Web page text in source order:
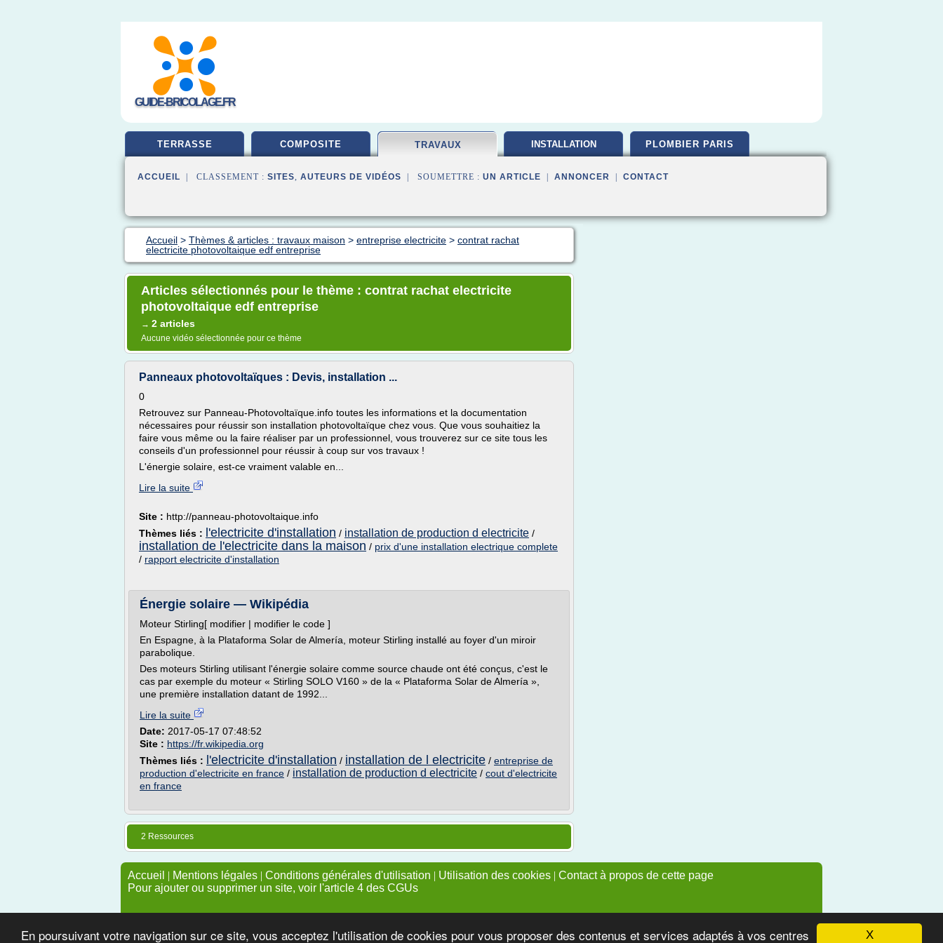
X
En poursuivant votre navigation sur ce site, vous acceptez l'utilisation de cookies pour vous proposer des contenus et services adaptés à vos centres
GUIDE-BRICOLAGE.FR
TERRASSE COMPOSITE TRAVAUX INSTALLATION PLOMBIER PARIS
ACCUEIL | CLASSEMENT : SITES, AUTEURS DE VIDÉOS | SOUMETTRE : UN ARTICLE ANNONCER CONTACT
Accueil > Thèmes & articles : travaux maison > entreprise electricite > contrat rachat
electricite photovoltaique edf entreprise
Articles sélectionnés pour le thème : contrat rachat electricite
photovoltaique edf entreprise
→ 2 articles
Aucune vidéo sélectionnée pour ce thème
Panneaux photovoltaïques : Devis, installation ...
0
Retrouvez sur Panneau-Photovoltaïque.info toutes les informations et la documentation
nécessaires pour réussir son installation photovoltaïque chez vous. Que vous souhaitiez la
faire vous même ou la faire réaliser par un professionnel, vous trouverez sur ce site tous les
conseils d'un professionnel pour réussir à coup sur vos travaux !
L'énergie solaire, est-ce vraiment valable en...
Lire la suite
Site : http://panneau-photovoltaique.info
Thèmes liés :
l'electricite d'installation / installation de production d electricite /
installation de l'electricite dans la maison / prix d'une installation electrique complete
/ rapport electricite d'installation
Énergie solaire — Wikipédia
Moteur Stirling[ modifier | modifier le code ]
En Espagne, à la Plataforma Solar de Almería, moteur Stirling installé au foyer d'un miroir
parabolique.
Des moteurs Stirling utilisant l'énergie solaire comme source chaude ont été conçus, c'est le
cas par exemple du moteur « Stirling SOLO V160 » de la « Plataforma Solar de Almería »,
une première installation datant de 1992...
Lire la suite
Date: 2017-05-17 07:48:52
Site : https://fr.wikipedia.org
Thèmes liés :
l'electricite d'installation / installation de l electricite / entreprise de
production d'electricite en france / installation de production d electricite / cout d'electricite
en france
2 Ressources
Accueil | Mentions légales | Conditions générales d'utilisation | Utilisation des cookies | Contact à propos de cette page
Pour ajouter ou supprimer un site, voir l'article 4 des CGUs